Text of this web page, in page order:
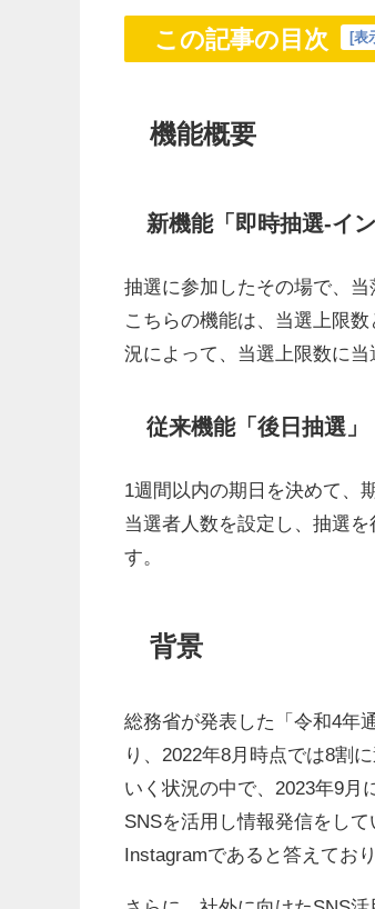
この記事の目次 [表
機能概要
新機能「即時抽選-イ
抽選に参加したその場で、当
こちらの機能は、当選上限
況によって、当選上限数に当
従来機能「後日抽選」
1週間以内の期日を決めて、
当選者人数を設定し、抽選
す。
背景
総務省が発表した「令和4年
り、2022年8月時点では8割
いく状況の中で、2023年9月
SNSを活用し情報発信をし
Instagramであると答えてお